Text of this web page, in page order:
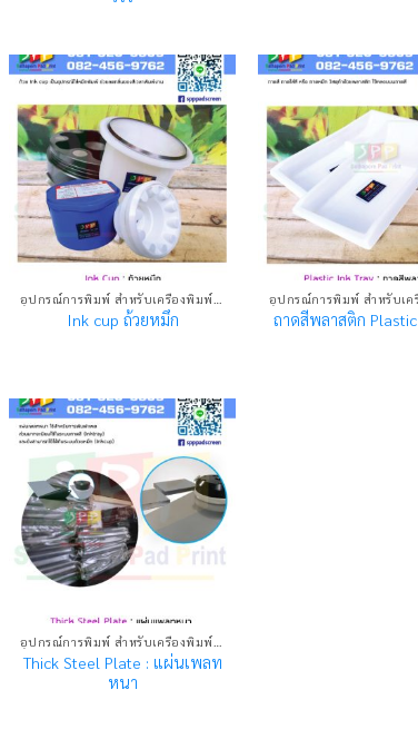
Ink cup ถ้วยหมึก ถาดสีพลาสติก
อุปกรณ์การพิมพ์ สำหรับเครื่องพิมพ์แพด
Thick Steel Plate : แผ่นเพลท
หนา